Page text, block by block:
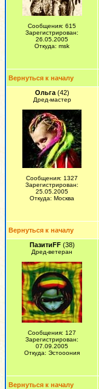
Сообщения: 615
Зарегистрирован:
26.05.2005
Откуда: msk
Вернуться к началу
Ольга(42)
Дред-мастер
Сообщения: 1327
Зарегистрирован:
25.05.2005
Откуда: Москва
Вернуться к началу
ПазитиFF(38)
Дред-ветеран
Сообщения: 127
Зарегистрирован:
07.09.2005
Откуда: Эстооония
Вернуться к началу